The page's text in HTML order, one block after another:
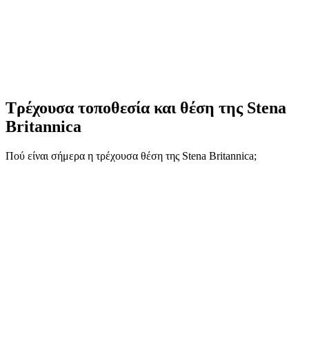
Τρέχουσα τοποθεσία και θέση της Stena
Britannica
Πού είναι σήμερα η τρέχουσα θέση της Stena Britannica;